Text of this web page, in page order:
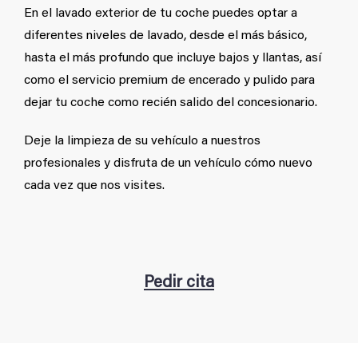
En el lavado exterior de tu coche puedes optar a
diferentes niveles de lavado, desde el más básico,
hasta el más profundo que incluye bajos y llantas, así
como el servicio premium de encerado y pulido para
dejar tu coche como recién salido del concesionario.
Deje la limpieza de su vehículo a nuestros
profesionales y disfruta de un vehículo cómo nuevo
cada vez que nos visites.
Pedir cita